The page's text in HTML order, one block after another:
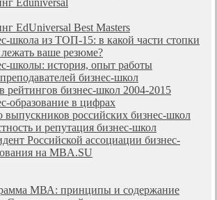
Eduniversal
EdUniversal Best Masters
школа из ТОП-15: в какой части стопки
лежать ваше резюме?
школы: история, опыт работы
бизнес-школ
рейтингов бизнес-школ 2004-2015
образование в цифрах
выпускников российских бизнес-школ
и репутация бизнес-школ
Российской ассоциации бизнес-
на MBA.SU
МВА: принципы и содержание